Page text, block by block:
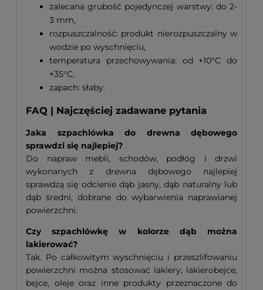
zalecana grubość pojedynczej warstwy: do 2-
3 mm,
rozpuszczalność: produkt nierozpuszczalny w
wodzie po wyschnięciu,
temperatura przechowywania: od +10°C do
+35°C,
zapach: słaby.
FAQ | Najczęściej zadawane pytania
Jaka szpachlówka do drewna dębowego
sprawdzi się najlepiej?
Do napraw mebli, schodów, podłóg i drzwi
wykonanych z drewna dębowego najlepiej
sprawdzą się odcienie dąb jasny, dąb naturalny lub
dąb średni, dobrane do wybarwienia naprawianej
powierzchni.
Czy szpachlówkę w kolorze dąb można
lakierować?
Tak. Po całkowitym wyschnięciu i przeszlifowaniu
powierzchni można stosować lakiery, lakierobejce,
bejce, oleje oraz inne produkty przeznaczone do